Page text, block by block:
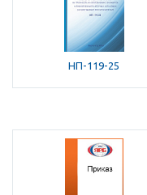
НП-119-25